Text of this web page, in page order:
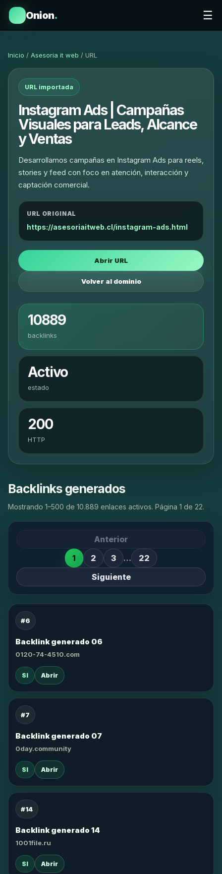
Onion. ☰
Inicio / Asesoria it web / URL
URL importada
Instagram Ads | Campañas
Visuales para Leads, Alcance
y Ventas
Desarrollamos campañas en Instagram Ads para reels,
stories y feed con foco en atención, interacción y
captación comercial.
URL ORIGINAL
https://asesoriaitweb.cl/instagram-ads.html
Abrir URL
Volver al dominio
10889
backlinks
Activo
estado
200
HTTP
Backlinks generados
Mostrando 1–500 de 10.889 enlaces activos. Página 1 de 22.
Anterior
1
2 3 …
22
Siguiente
#6
Backlink generado 06
0120-74-4510.com
SI Abrir
#7
Backlink generado 07
0day.community
SI Abrir
#14
Backlink generado 14
1001file.ru
SI Abrir